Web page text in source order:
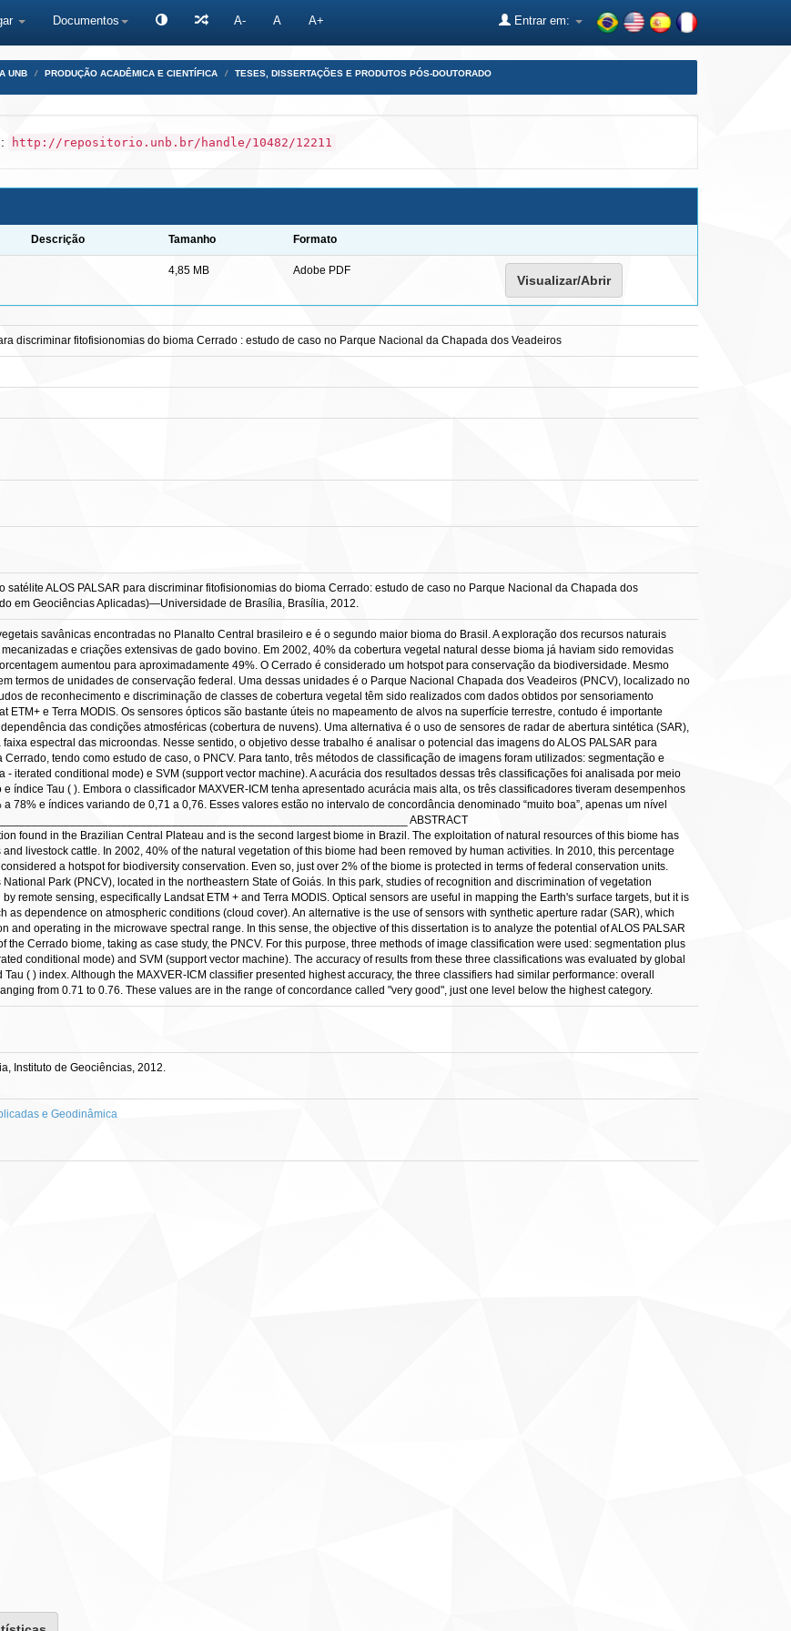
Documentos A- A A+ Entrar em:
UNB PRODUÇÃO ACADÊMICA E CIENTÍFICA TESES, DISSERTAÇÕES E PRODUTOS PÓS-DOUTORADO
http://repositorio.unb.br/handle/10482/12211
Descrição Tamanho Formato
4,85 MB Adobe PDF
Visualizar/Abrir
discriminar fitofisionomias do bioma Cerrado : estudo de caso no Parque Nacional da Chapada dos Veadeiros
satélite ALOS PALSAR para discriminar fitofisionomias do bioma Cerrado: estudo de caso no Parque Nacional da Chapada dos
em Geociências Aplicadas)—Universidade de Brasília, Brasília, 2012.
savânicas encontradas no Planalto Central brasileiro e é o segundo maior bioma do Brasil. A exploração dos recursos naturais
e criações extensivas de gado bovino. Em 2002, 40% da cobertura vegetal natural desse bioma já haviam sido removidas
aumentou para aproximadamente 49%. O Cerrado é considerado um hotspot para conservação da biodiversidade. Mesmo
termos de unidades de conservação federal. Uma dessas unidades é o Parque Nacional Chapada dos Veadeiros (PNCV), localizado no
de reconhecimento e discriminação de classes de cobertura vegetal têm sido realizados com dados obtidos por sensoriamento
ETM+ e Terra MODIS. Os sensores ópticos são bastante úteis no mapeamento de alvos na superfície terrestre, contudo é importante
das condições atmosféricas (cobertura de nuvens). Uma alternativa é o uso de sensores de radar de abertura sintética (SAR),
espectral das microondas. Nesse sentido, o objetivo desse trabalho é analisar o potencial das imagens do ALOS PALSAR para
tendo como estudo de caso, o PNCV. Para tanto, três métodos de classificação de imagens foram utilizados: segmentação e
- iterated conditional mode) e SVM (support vector machine). A acurácia dos resultados dessas três classificações foi analisada por meio
índice Tau ( ). Embora o classificador MAXVER-ICM tenha apresentado acurácia mais alta, os três classificadores tiveram desempenhos
78% e índices variando de 0,71 a 0,76. Esses valores estão no intervalo de concordância denominado “muito boa”, apenas um nível
ABSTRACT
found in the Brazilian Central Plateau and is the second largest biome in Brazil. The exploitation of natural resources of this biome has
livestock cattle. In 2002, 40% of the natural vegetation of this biome had been removed by human activities. In 2010, this percentage
a hotspot for biodiversity conservation. Even so, just over 2% of the biome is protected in terms of federal conservation units.
Park (PNCV), located in the northeastern State of Goiás. In this park, studies of recognition and discrimination of vegetation
remote sensing, especifically Landsat ETM + and Terra MODIS. Optical sensors are useful in mapping the Earth's surface targets, but it is
as dependence on atmospheric conditions (cloud cover). An alternative is the use of sensors with synthetic aperture radar (SAR), which
and operating in the microwave spectral range. In this sense, the objective of this dissertation is to analyze the potential of ALOS PALSAR
Cerrado biome, taking as case study, the PNCV. For this purpose, three methods of image classification were used: segmentation plus
conditional mode) and SVM (support vector machine). The accuracy of results from these three classifications was evaluated by global
( ) index. Although the MAXVER-ICM classifier presented highest accuracy, the three classifiers had similar performance: overall
from 0.71 to 0.76. These values are in the range of concordance called "very good", just one level below the highest category.
Instituto de Geociências, 2012.
e Geodinâmica